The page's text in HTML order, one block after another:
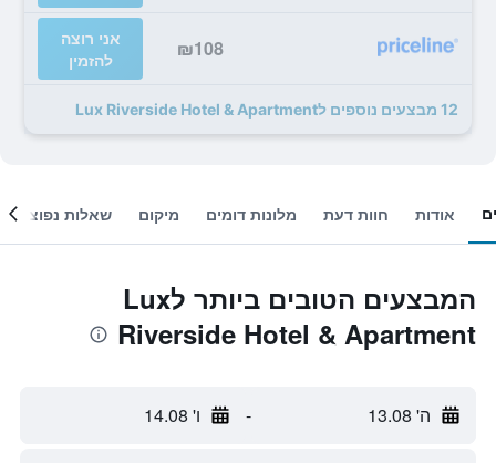
₪108
אני רוצה
להזמין
12 מבצעים נוספים לLux Riverside Hotel & Apartment
אודות חוות דעת מלונות דומים מיקום שאלות נפוצות
המבצעים הטובים ביותר לLux
Riverside Hotel & Apartment
ה' 13.08 - ו' 14.08